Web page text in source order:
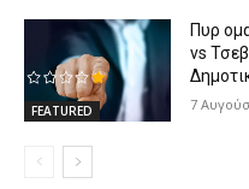
FEATURED
Πυρ
vs
7